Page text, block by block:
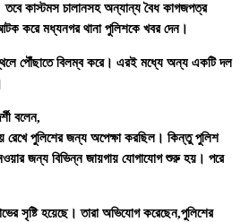
তবে কাস্টমস চালানসহ অন্যান্য বৈধ কাগজপত্র
আটক করে মধ্যনগর থানা পুলিশকে খবর দেন।
পৌঁছাতে বিলম্ব করে। এরই মধ্যে অন্য একটি দল
বলেন,
রেখে পুলিশের জন্য অপেক্ষা করছিল। কিন্তু পুলিশ
জন্য বিভিন্ন জায়গায় যোগাযোগ শুরু হয়। পরে
সৃষ্টি হয়েছে। তারা অভিযোগ করেছেন,পুলিশের